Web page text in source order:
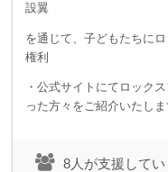
設翼
を通じて、子どもたちに
権利
・公式サイトにてロック
った方々をご紹介いたし
8人が支援してい